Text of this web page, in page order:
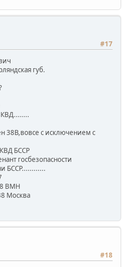
#17
губ.
38В,вовсе с исключением с
БССР
госбезопасности
БССР............
ВМН
Москва
#18